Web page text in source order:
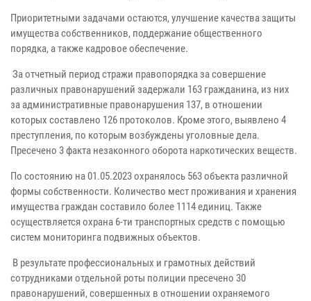
Приоритетными задачами остаются, улучшение качества защиты
имущества собственников, поддержание общественного
порядка, а также кадровое обеспечение.
За отчетный период стражи правопорядка за совершение
различных правонарушений задержали 163 гражданина, из них
за административные правонарушения 137, в отношении
которых составлено 126 протоколов. Кроме этого, выявлено 4
преступления, по которым возбуждены уголовные дела.
Пресечено 3 факта незаконного оборота наркотических веществ.
По состоянию на 01.05.2023 охранялось 563 объекта различной
формы собственности. Количество мест проживания и хранения
имущества граждан составило более 1114 единиц. Также
осуществляется охрана 6-ти транспортных средств с помощью
систем мониторинга подвижных объектов.
В результате профессиональных и грамотных действий
сотрудниками отдельной роты полиции пресечено 30
правонарушений, совершенных в отношении охраняемого